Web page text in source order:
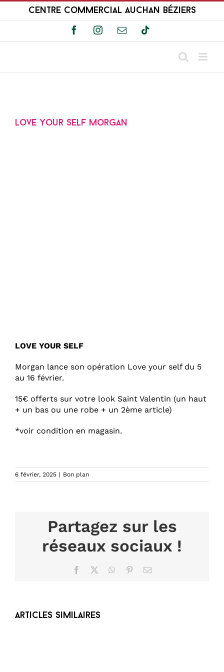
Passer
Centre Commercial Auchan Béziers
FacebookInstagramEmailTiktok
Love Your Self Morgan
LOVE YOUR SELF
Morgan lance son opération Love your self du 5
au 16 février.
15€ offerts sur votre look Saint Valentin (un haut
+ un bas ou une robe + un 2ème article)
*voir condition en magasin.
6 février, 2025 | Bon plan
Partagez sur les
réseaux sociaux !
Facebook WhatsApp
PinterestEmail
Articles similaires